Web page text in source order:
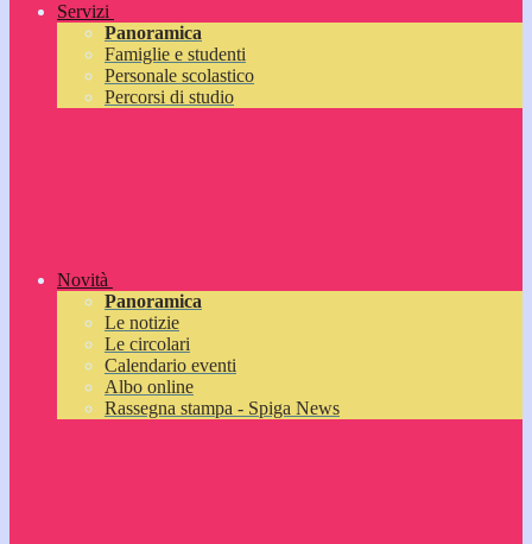
Servizi
Panoramica
Famiglie e studenti
Personale scolastico
Percorsi di studio
Novità
Panoramica
Le notizie
Le circolari
Calendario eventi
Albo online
Rassegna stampa - Spiga News